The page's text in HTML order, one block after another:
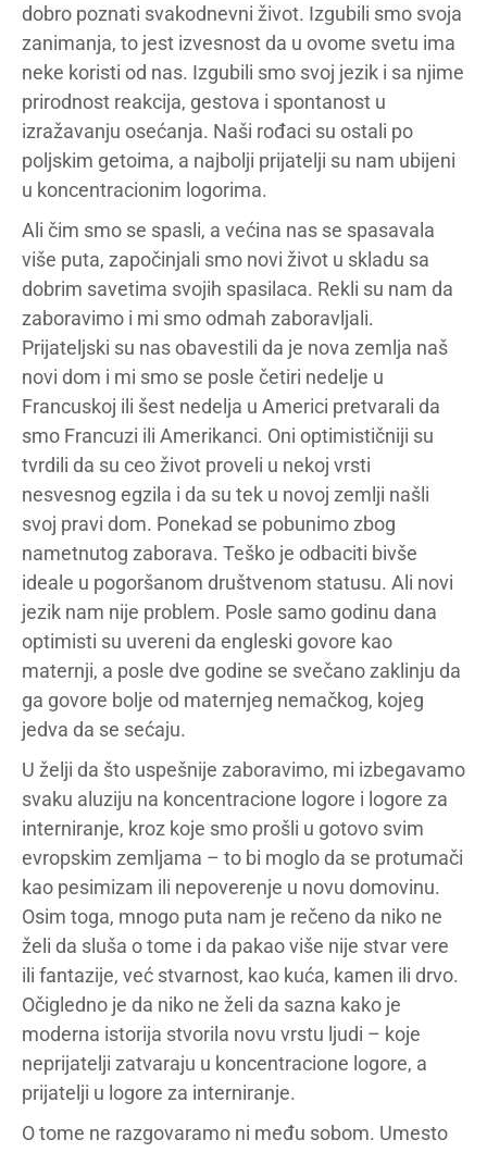
dobro poznati svakodnevni život. Izgubili smo svoja
zanimanja, to jest izvesnost da u ovome svetu ima
neke koristi od nas. Izgubili smo svoj jezik i sa njime
prirodnost reakcija, gestova i spontanost u
izražavanju osećanja. Naši rođaci su ostali po
poljskim getoima, a najbolji prijatelji su nam ubijeni
u koncentracionim logorima.
Ali čim smo se spasli, a većina nas se spasavala
više puta, započinjali smo novi život u skladu sa
dobrim savetima svojih spasilaca. Rekli su nam da
zaboravimo i mi smo odmah zaboravljali.
Prijateljski su nas obavestili da je nova zemlja naš
novi dom i mi smo se posle četiri nedelje u
Francuskoj ili šest nedelja u Americi pretvarali da
smo Francuzi ili Amerikanci. Oni optimističniji su
tvrdili da su ceo život proveli u nekoj vrsti
nesvesnog egzila i da su tek u novoj zemlji našli
svoj pravi dom. Ponekad se pobunimo zbog
nametnutog zaborava. Teško je odbaciti bivše
ideale u pogoršanom društvenom statusu. Ali novi
jezik nam nije problem. Posle samo godinu dana
optimisti su uvereni da engleski govore kao
maternji, a posle dve godine se svečano zaklinju da
ga govore bolje od maternjeg nemačkog, kojeg
jedva da se sećaju.
U želji da što uspešnije zaboravimo, mi izbegavamo
svaku aluziju na koncentracione logore i logore za
interniranje, kroz koje smo prošli u gotovo svim
evropskim zemljama – to bi moglo da se protumači
kao pesimizam ili nepoverenje u novu domovinu.
Osim toga, mnogo puta nam je rečeno da niko ne
želi da sluša o tome i da pakao više nije stvar vere
ili fantazije, već stvarnost, kao kuća, kamen ili drvo.
Očigledno je da niko ne želi da sazna kako je
moderna istorija stvorila novu vrstu ljudi – koje
neprijatelji zatvaraju u koncentracione logore, a
prijatelji u logore za interniranje.
O tome ne razgovaramo ni među sobom. Umesto